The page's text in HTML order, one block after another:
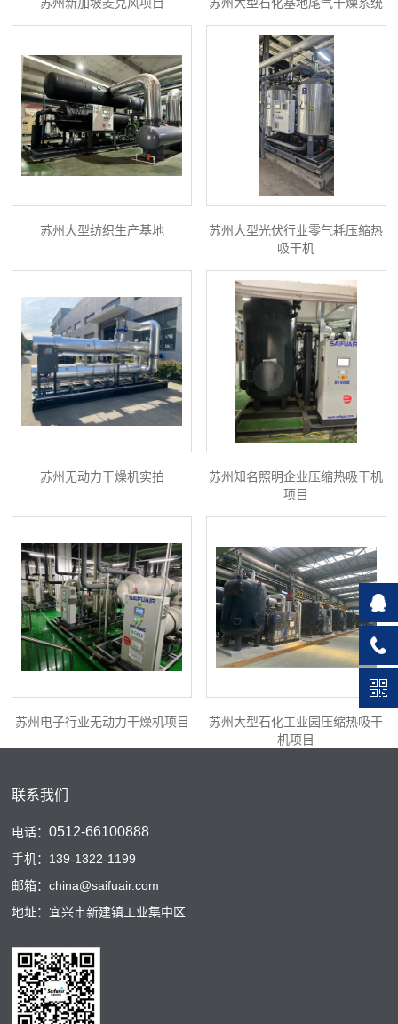
苏州大型纺织生产基地
苏州大型光伏行业零气耗压缩热
吸干机
苏州无动力干燥机实拍
苏州知名照明企业压缩热吸干机
项目
苏州电子行业无动力干燥机项目
苏州大型石化工业园压缩热吸干
机项目
联系我们
电话：0512-66100888
手机：139-1322-1199
邮箱：china@saifuair.com
地址：宜兴市新建镇工业集中区